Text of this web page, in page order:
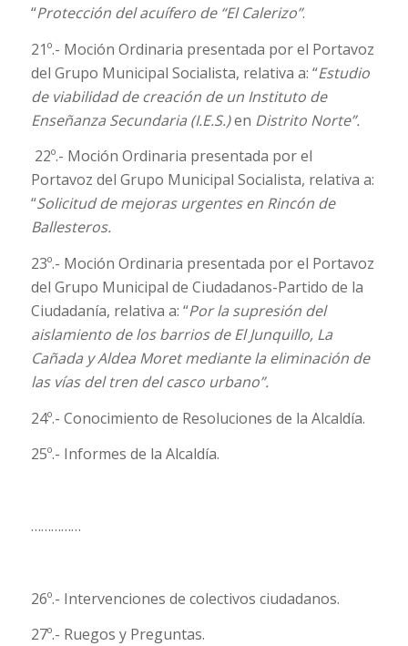
“Protección del acuífero de “El Calerizo”.
21º.- Moción Ordinaria presentada por el Portavoz
del Grupo Municipal Socialista, relativa a: “Estudio
de viabilidad de creación de un Instituto de
Enseñanza Secundaria (I.E.S.)en Distrito Norte”.
22º.- Moción Ordinaria presentada por el
Portavoz del Grupo Municipal Socialista, relativa a:
“Solicitud de mejoras urgentes en Rincón de
Ballesteros.
23º.- Moción Ordinaria presentada por el Portavoz
del Grupo Municipal de Ciudadanos-Partido de la
Ciudadanía, relativa a: “Por la supresión del
aislamiento de los barrios de El Junquillo, La
Cañada y Aldea Moret mediante la eliminación de
las vías del tren del casco urbano”.
24º.- Conocimiento de Resoluciones de la Alcaldía.
25º.- Informes de la Alcaldía.
……………
26º.- Intervenciones de colectivos ciudadanos.
27º.- Ruegos y Preguntas.